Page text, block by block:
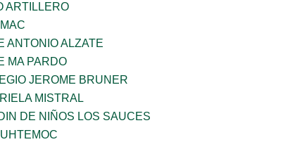
ARTILLERO
ANTONIO ALZATE
MA PARDO
JEROME BRUNER
MISTRAL
DE NIÑOS LOS SAUCES